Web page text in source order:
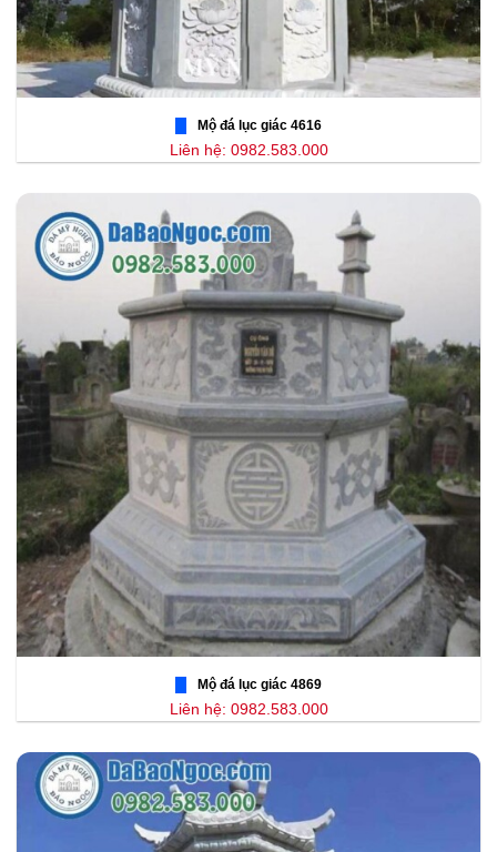
Mộ đá lục giác 4616
Liên hệ: 0982.583.000
Mộ đá lục giác 4869
Liên hệ: 0982.583.000